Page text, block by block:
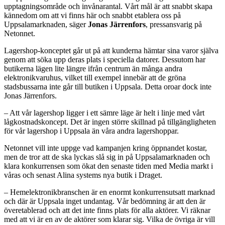
upptagningsområde och invånarantal. Vårt mål är att snabbt skapa
kännedom om att vi finns här och snabbt etablera oss på
Uppsalamarknaden, sägerJonas Järrenfors, pressansvarig på
Netonnet.
Lagershop-konceptet går ut på att kunderna hämtar sina varor själva
genom att söka upp deras plats i speciella datorer. Dessutom har
butikerna lägen lite längre ifrån centrum än många andra
elektronikvaruhus, vilket till exempel innebär att de gröna
stadsbussarna inte går till butiken i Uppsala. Detta oroar dock inte
Jonas Järrenfors.
– Att vår lagershop ligger i ett sämre läge är helt i linje med vårt
lågkostnadskoncept. Det är ingen större skillnad på tillgängligheten
för vår lagershop i Uppsala än våra andra lagershoppar.
Netonnet vill inte uppge vad kampanjen kring öppnandet kostar,
men de tror att de ska lyckas slå sig in på Uppsalamarknaden och
klara konkurrensen som ökat den senaste tiden med Media markt i
våras och senast Alina systems nya butik i Draget.
– Hemelektronikbranschen är en enormt konkurrensutsatt marknad
och där är Uppsala inget undantag. Vår bedömning är att den är
överetablerad och att det inte finns plats för alla aktörer. Vi räknar
med att vi är en av de aktörer som klarar sig. Vilka de övriga är vill